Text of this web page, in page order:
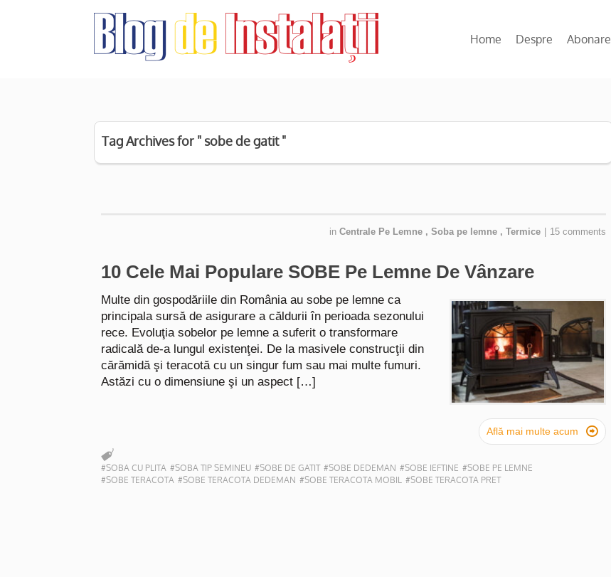
Home Despre Abonare
Tag Archives for " sobe de gatit "
in Centrale Pe Lemne , Soba pe lemne , Termice 15 comments
10 Cele Mai Populare SOBE Pe Lemne De Vânzare
Multe din gospodăriile din România au sobe pe lemne ca
principala sursă de asigurare a căldurii în perioada sezonului
rece. Evoluţia sobelor pe lemne a suferit o transformare
radicală de-a lungul existenţei. De la masivele construcţii din
cărămidă şi teracotă cu un singur fum sau mai multe fumuri.
Astăzi cu o dimensiune şi un aspect […]
Află mai multe acum 
#SOBA CU PLITA #SOBA TIP SEMINEU #SOBE DE GATIT #SOBE DEDEMAN #SOBE IEFTINE #SOBE PE LEMNE
#SOBE TERACOTA #SOBE TERACOTA DEDEMAN #SOBE TERACOTA MOBIL #SOBE TERACOTA PRET